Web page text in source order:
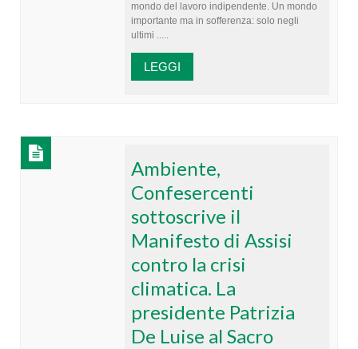
mondo del lavoro indipendente. Un mondo
importante ma in sofferenza: solo negli
ultimi .....
LEGGI
Ambiente,
Confesercenti
sottoscrive il
Manifesto di Assisi
contro la crisi
climatica. La
presidente Patrizia
De Luise al Sacro